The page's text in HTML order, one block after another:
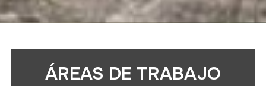
ÁREAS DE TRABAJO